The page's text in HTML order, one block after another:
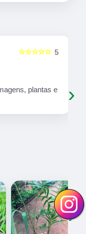
5
☆☆☆☆☆
plantas e
›
›